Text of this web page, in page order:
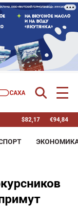
$82,17 €94,84